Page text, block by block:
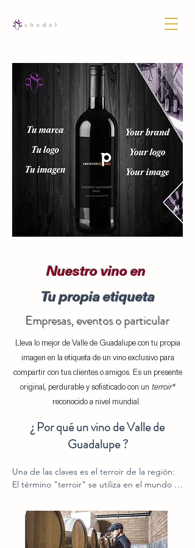
Nuestro vino en
Tu propia etiqueta
Empresas, eventos o particular
Lleva lo mejor de Valle de Guadalupe con tu propia
imagen en la etiqueta de un vino exclusivo para
compartir con tus clientes o amigos. Es un presente
original, perdurable y sofisticado con un terroir*
reconocido a nivel mundial.
¿ Por qué un vino de Valle de
Guadalupe ?
Una de las claves es el terroir de la región:
El término "terroir" se utiliza en el mundo
factores naturales y culturales que influyen
en la producción de un vino y le dan su
carácter y personalidad únicos.